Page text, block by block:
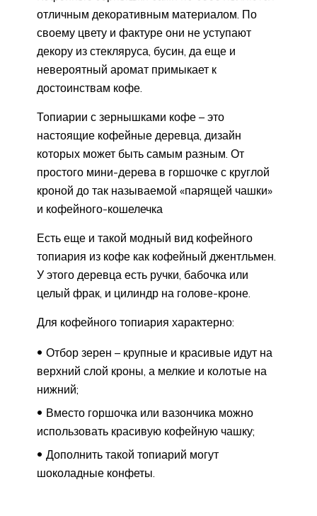
отличным декоративным материалом. По
своему цвету и фактуре они не уступают
декору из стекляруса, бусин, да еще и
невероятный аромат примыкает к
достоинствам кофе.
Топиарии с зернышками кофе – это
настоящие кофейные деревца, дизайн
которых может быть самым разным. От
простого мини-дерева в горшочке с круглой
кроной до так называемой «парящей чашки»
и кофейного-кошелечка
Есть еще и такой модный вид кофейного
топиария из кофе как кофейный джентльмен.
У этого деревца есть ручки, бабочка или
целый фрак, и цилиндр на голове-кроне.
Для кофейного топиария характерно:
Отбор зерен – крупные и красивые идут на
верхний слой кроны, а мелкие и колотые на
нижний;
Вместо горшочка или вазончика можно
использовать красивую кофейную чашку;
Дополнить такой топиарий могут
шоколадные конфеты.